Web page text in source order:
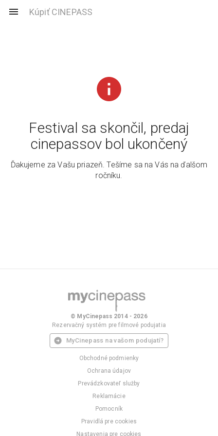
Kúpiť CINEPASS
Festival sa skončil, predaj
cinepassov bol ukončený
Ďakujeme za Vašu priazeň. Tešíme sa na Vás na ďalšom
ročníku.
© MyCinepass 2014 - 2026
Rezervačný systém pre filmové podujatia
MyCinepass na vašom podujatí?
Obchodné podmienky
Ochrana údajov
Prevádzkovateľ služby
Reklamácie
Pomocník
Pravidlá pre cookies
Nastavenia pre cookies